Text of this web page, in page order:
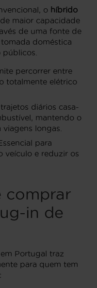
o híbrido
maior capacidade
de uma fonte de
doméstica
percorrer entre
totalmente elétrico
diários casa-
mantendo o
longas.
para
veículo e reduzir os
comprar
in de
Portugal traz
para quem tem